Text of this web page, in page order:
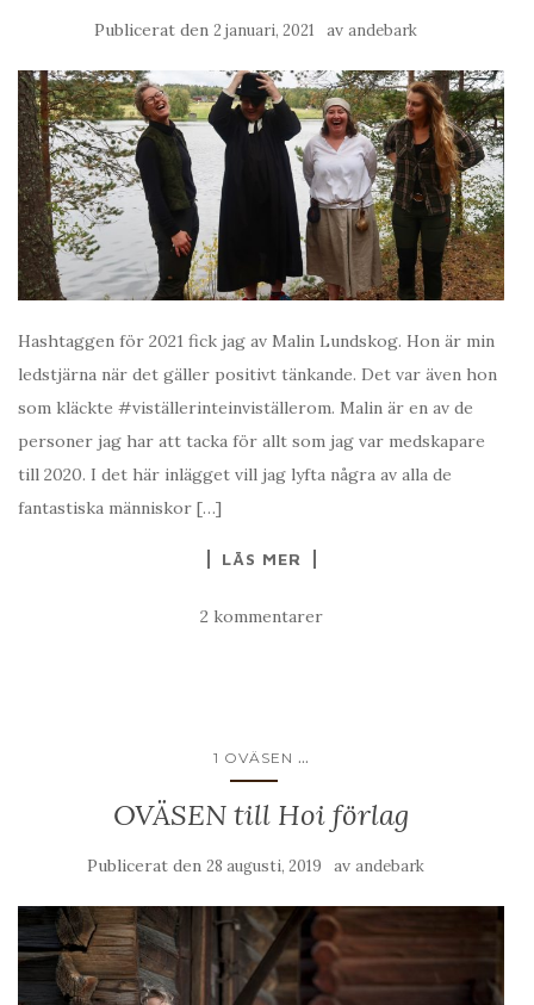
Publicerat den 2 januari, 2021 av andebark
Hashtaggen för 2021 fick jag av Malin Lundskog. Hon är min
ledstjärna när det gäller positivt tänkande. Det var även hon
som kläckte #viställerinteinviställerom. Malin är en av de
personer jag har att tacka för allt som jag var medskapare
till 2020. I det här inlägget vill jag lyfta några av alla de
fantastiska människor […]
LÄS MER
2 kommentarer
1 OVÄSEN ...
OVÄSEN till Hoi förlag
Publicerat den 28 augusti, 2019 av andebark